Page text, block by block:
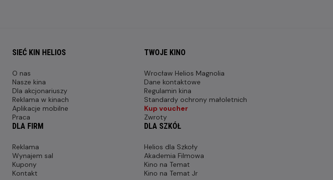
SIEĆ KIN HELIOS
O nas
Nasze kina
Dla akcjonariuszy
Reklama w kinach
Aplikacje mobilne
Praca
TWOJE KINO
Wrocław Helios Magnolia
Dane kontaktowe
Regulamin kina
Standardy ochrony małoletnich
Kup voucher
Zwroty
DLA FIRM
Reklama
Wynajem sal
Kupony
Kontakt
DLA SZKÓŁ
Helios dla Szkoły
Akademia Filmowa
Kino na Temat
Kino na Temat Jr